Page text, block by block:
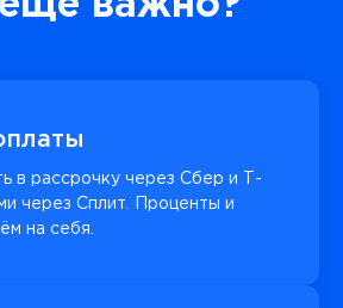
в рассрочку через Сбер и Т-
через Сплит. Проценты и
на себя.